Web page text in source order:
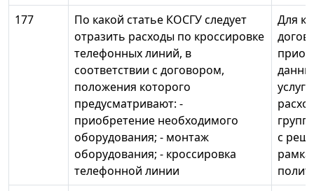
177
По какой статье КОСГУ следует
отразить расходы по кроссировке
телефонных линий, в
соответствии с договором,
положения которого
предусматривают: -
приобретение необходимого
оборудования; - монтаж
оборудования; - кроссировка
телефонной линии
Для
с